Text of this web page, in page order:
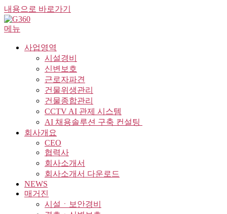
내용으로 바로가기
메뉴
사업영역
시설경비
신변보호
근로자파견
건물위생관리
건물종합관리
CCTV AI 관제 시스템
AI 채용솔루션 구축 컨설팅 ​
회사개요
CEO
협력사
회사소개서
회사소개서 다운로드
NEWS
매거진
시설ㆍ보안경비